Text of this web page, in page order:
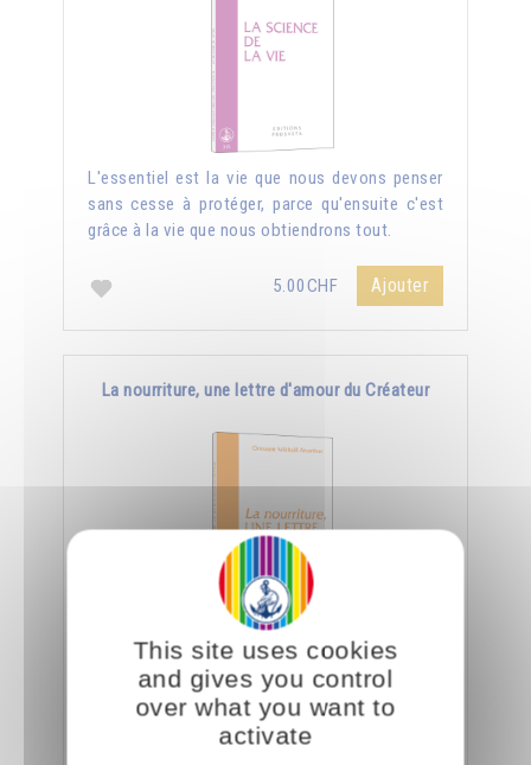
L'essentiel est la vie que nous devons penser
sans cesse à protéger, parce qu'ensuite c'est
grâce à la vie que nous obtiendrons tout.
5.00CHF Ajouter
La nourriture, une lettre d'amour du Créateur
Le jour où nous aurons appris à manger
consciemment, nous saurons déchiffrer tout ce
que le Créateur nous dit à travers la nourriture.
This site uses cookies
and gives you control
over what you want to
activate